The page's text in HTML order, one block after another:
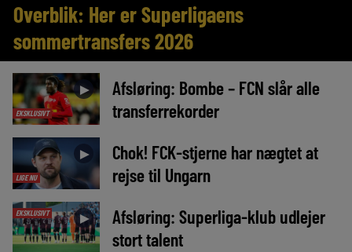
Overblik: Her er Superligaens
sommertransfers 2026
EKSKLUSIVT
►
Afsløring: Bombe – FCN slår alle
transferrekorder
LIGE NU
►
Chok! FCK-stjerne har nægtet at
rejse til Ungarn
EKSKLUSIVT ►
Afsløring: Superliga-klub udlejer
stort talent